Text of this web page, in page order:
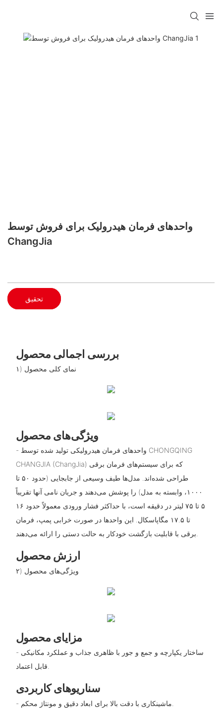
واحدهای فرمان هیدرولیک برای فروش توسط
ChangJia
تحقیق
بررسی اجمالی محصول
۱) نمای کلی محصول
ویژگی‌های محصول
- واحدهای فرمان هیدرولیکی تولید شده توسط CHONGQING
CHANGJIA (ChangJia) که برای سیستم‌های فرمان برقی
طراحی شده‌اند. مدل‌ها طیف وسیعی از جابجایی (حدود ۵۰ تا
۱۰۰۰، وابسته به مدل) را پوشش می‌دهند و جریان نامی آنها تقریباً
۵ تا ۷۵ لیتر در دقیقه است، با حداکثر فشار ورودی معمولاً حدود ۱۶
تا ۱۷.۵ مگاپاسکال. این واحدها در صورت خرابی پمپ، فرمان
برقی با قابلیت بازگشت خودکار به حالت دستی را ارائه می‌دهند.
ارزش محصول
۲) ویژگی‌های محصول
مزایای محصول
- ساختار یکپارچه و جمع و جور با ظاهری جذاب و عملکرد مکانیکی
سناریوهای کاربردی